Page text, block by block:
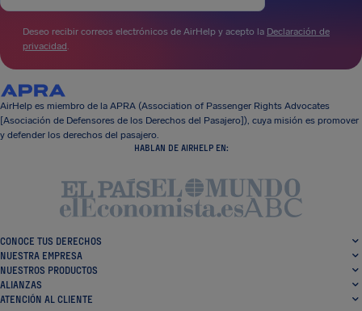
Deseo recibir correos electrónicos de AirHelp y acepto la Declaración de
privacidad.
AirHelp es miembro de la APRA (Association of Passenger Rights Advocates
[Asociación de Defensores de los Derechos del Pasajero]), cuya misión es promover
y defender los derechos del pasajero.
HABLAN DE AIRHELP EN:
CONOCE TUS DERECHOS
NUESTRA EMPRESA
NUESTROS PRODUCTOS
ALIANZAS
ATENCIÓN AL CLIENTE